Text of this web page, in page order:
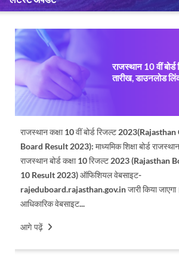
राजस्थान बोर्ड
2023:
सॉल्व करें
राजस्थान बोर्ड कक्षा 12 मॉक टेस्ट 2023
2023 in Hindi): राजस्थान बोर्ड कक्षा 12 की
को राजस्थान बोर्ड 12वीं मॉक टेस्ट (RBSE Class
की प्रैक्टिस जरूर करनी चाहिए। Embibe...